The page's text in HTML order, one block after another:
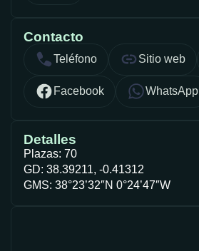
Contacto
Teléfono Sitio web
Facebook WhatsApp
Detalles
Plazas: 70
GD: 38.39211, -0.41312
GMS: 38°23’32″N 0°24’47″W